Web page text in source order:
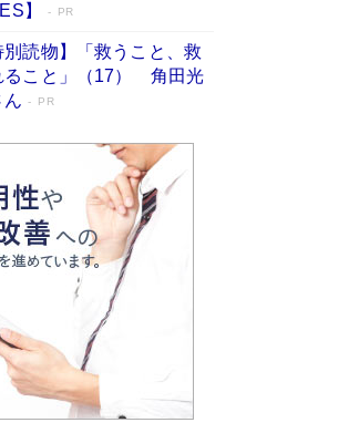
】
PR
別読物】「救うこと、救
ること」（17） 角田光
ん
PR